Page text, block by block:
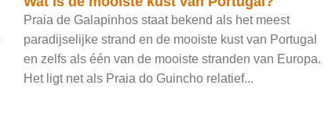
Praia de Galapinhos staat bekend als het meest
paradijselijke strand en de mooiste kust van Portugal
en zelfs als één van de mooiste stranden van Europa.
Het ligt net als Praia do Guincho relatief...